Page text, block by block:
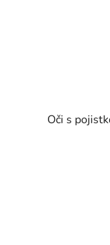
Oči s